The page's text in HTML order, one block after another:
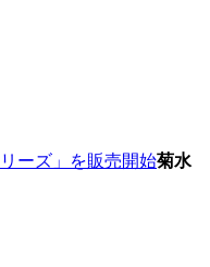
ーズ」を販売開始菊水